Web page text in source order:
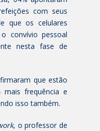
com seus
que os celulares
convívio pessoal
nesta fase de
que estão
frequência e
isso também.
, o professor de